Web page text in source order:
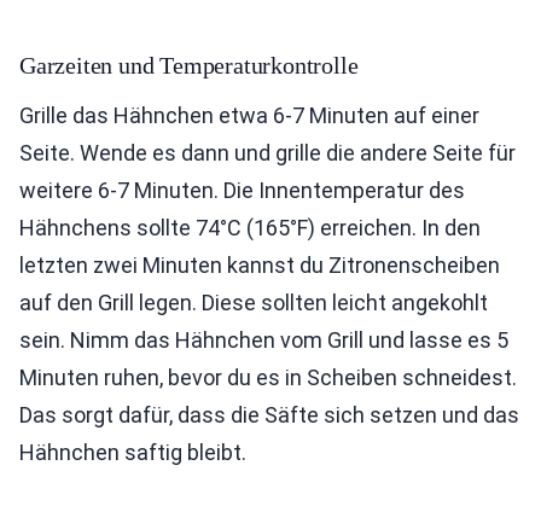
Garzeiten und Temperaturkontrolle
Grille das Hähnchen etwa 6-7 Minuten auf einer
Seite. Wende es dann und grille die andere Seite für
weitere 6-7 Minuten. Die Innentemperatur des
Hähnchens sollte 74°C (165°F) erreichen. In den
letzten zwei Minuten kannst du Zitronenscheiben
auf den Grill legen. Diese sollten leicht angekohlt
sein. Nimm das Hähnchen vom Grill und lasse es 5
Minuten ruhen, bevor du es in Scheiben schneidest.
Das sorgt dafür, dass die Säfte sich setzen und das
Hähnchen saftig bleibt.